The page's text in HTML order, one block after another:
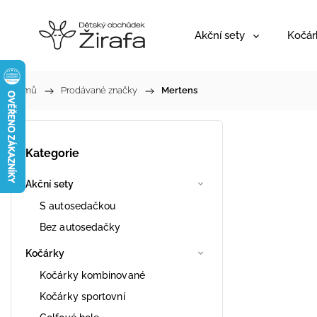
Akční sety
Domů / Prodávané značky / Mertens
Kategorie
Akční sety
S autosedačkou
Bez autosedačky
Kočárky
Kočárky kombinované
Kočárky sportovní